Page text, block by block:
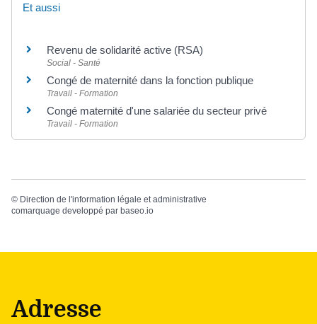
Et aussi
Revenu de solidarité active (RSA)
Social - Santé
Congé de maternité dans la fonction publique
Travail - Formation
Congé maternité d'une salariée du secteur privé
Travail - Formation
© Direction de l'information légale et administrative
comarquage developpé par baseo.io
Adresse